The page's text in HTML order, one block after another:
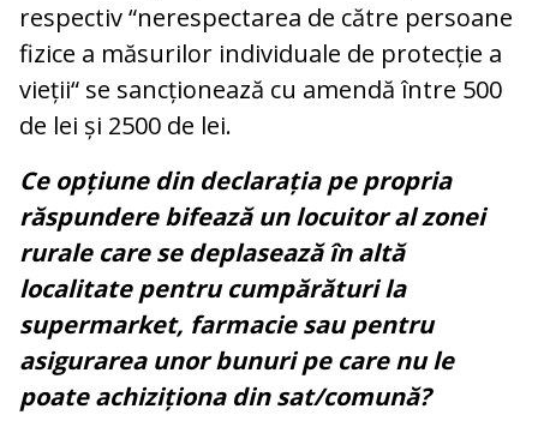
respectiv “nerespectarea de către persoane
fizice a măsurilor individuale de protecție a
vieții“ se sancționează cu amendă între 500
de lei și 2500 de lei.
Ce opțiune din declarația pe propria
răspundere bifează un locuitor al zonei
rurale care se deplasează în altă
localitate pentru cumpărături la
supermarket, farmacie sau pentru
asigurarea unor bunuri pe care nu le
poate achiziționa din sat/comună?